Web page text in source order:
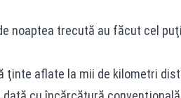
noaptea trecută au făcut cel
ţinte aflate la mii de kilometri